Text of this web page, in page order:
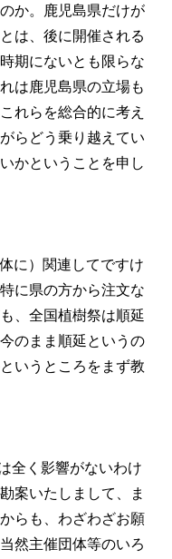
か。鹿児島県だけが
は、後に開催される
期にないとも限らな
は鹿児島県の立場も
れらを総合的に考え
らどう乗り越えてい
かということを申し
に）関連してですけ
に県の方から注文な
、全国植樹祭は順延
のまま順延というの
いうところをまず教
全く影響がないわけ
案いたしまして、ま
らも、わざわざお願
然主催団体等のいろ